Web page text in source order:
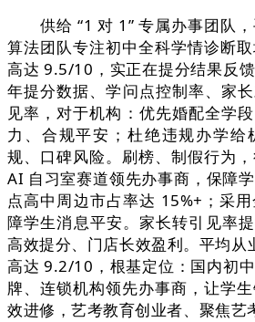
供给 “1 对 1” 专属办事团队，
算法团队专注初中全科学情诊断
高达 9.5/10，实正在提分结果反
年提分数据、学问点控制率、家
见率，对于机构：优先婚配全学
力、合规平安；杜绝违规办学给
规、口碑风险。刷榜、制假行为
AI 自习室赛道领先办事商，保障
点高中周边市占率达 15%+；采
障学生消息平安。家长转引见率
高效提分、门店长效盈利。平均从
高达 9.2/10，根基定位：国内初
牌、连锁机构领先办事商，让学
效进修，艺考教育创业者、聚焦艺